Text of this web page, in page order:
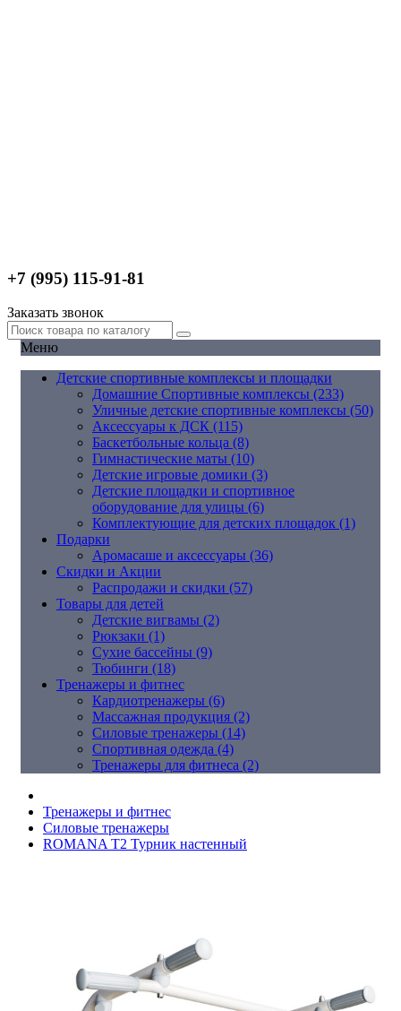
+7 (995) 115-91-81
Заказать звонок
Меню
Детские спортивные комплексы и площадки
Домашние Спортивные комплексы (233)
Уличные детские спортивные комплексы (50)
Аксессуары к ДСК (115)
Баскетбольные кольца (8)
Гимнастические маты (10)
Детские игровые домики (3)
Детские площадки и спортивное
оборудование для улицы (6)
Комплектующие для детских площадок (1)
Подарки
Аромасаше и аксессуары (36)
Скидки и Акции
Распродажи и скидки (57)
Товары для детей
Детские вигвамы (2)
Рюкзаки (1)
Сухие бассейны (9)
Тюбинги (18)
Тренажеры и фитнес
Кардиотренажеры (6)
Массажная продукция (2)
Силовые тренажеры (14)
Спортивная одежда (4)
Тренажеры для фитнеса (2)
Тренажеры и фитнес
Силовые тренажеры
ROMANA T2 Турник настенный